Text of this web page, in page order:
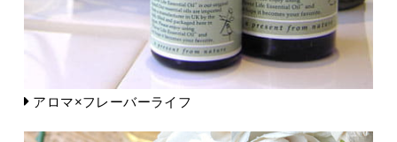
アロマ×フレーバーライフ